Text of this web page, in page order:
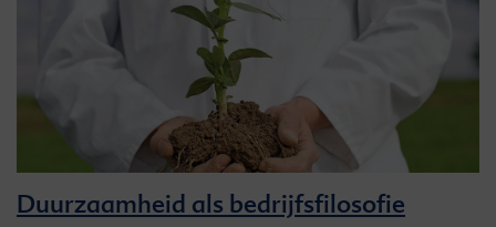
Duurzaamheid als bedrijfsfilosofie